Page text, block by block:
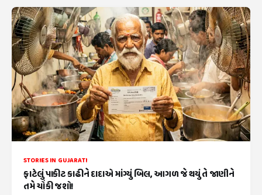
STORIES IN GUJARATI
ફાટેલું પાકીટ કાઢીને દાદાએ માંગ્યું બિલ, આગળ જે થયું તે જાણીને
તમે ચોંકી જશો!